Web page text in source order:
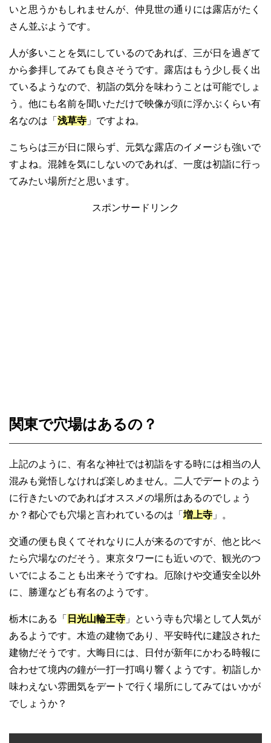
いと思うかもしれませんが、仲見世の通りには露店がたく
さん並ぶようです。
人が多いことを気にしているのであれば、三が日を過ぎて
から参拝してみても良さそうです。露店はもう少し長く出
ているようなので、初詣の気分を味わうことは可能でしょ
う。他にも名前を聞いただけで映像が頭に浮かぶくらい有
名なのは「 浅草寺 」ですよね。
こちらは三が日に限らず、元気な露店のイメージも強いで
すよね。混雑を気にしないのであれば、一度は初詣に行っ
てみたい場所だと思います。
スポンサードリンク
関東で穴場はあるの？
上記のように、有名な神社では初詣をする時には相当の人
混みも覚悟しなければ楽しめません。二人でデートのよう
に行きたいのであればオススメの場所はあるのでしょう
か？都心でも穴場と言われているのは「 増上寺 」。
交通の便も良くてそれなりに人が来るのですが、他と比べ
たら穴場なのだそう。東京タワーにも近いので、観光のつ
いでによることも出来そうですね。厄除けや交通安全以外
に、勝運なども有名のようです。
栃木にある「 日光山輪王寺 」という寺も穴場として人気が
あるようです。木造の建物であり、平安時代に建設された
建物だそうです。大晦日には、日付が新年にかわる時報に
合わせて境内の鐘が一打一打鳴り響くようです。初詣しか
味わえない雰囲気をデートで行く場所にしてみてはいかが
でしょうか？